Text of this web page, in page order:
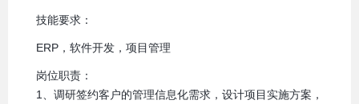
技能要求：
ERP，软件开发，项目管理
岗位职责：
1、调研签约客户的管理信息化需求，设计项目实施方案，